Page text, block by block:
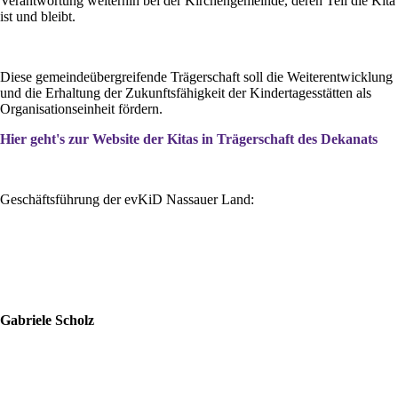
ist und bleibt.
Diese gemeindeübergreifende Trägerschaft soll die Weiterentwicklung
und die Erhaltung der Zukunftsfähigkeit der Kindertagesstätten als
Organisationseinheit fördern.
Hier geht's zur Website der Kitas in Trägerschaft des Dekanats
Geschäftsführung der evKiD Nassauer Land:
Gabriele Scholz